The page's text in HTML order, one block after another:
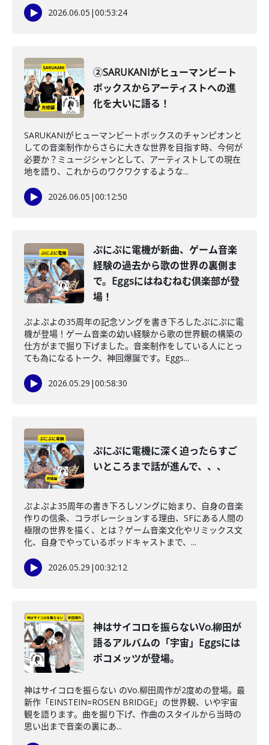
2026.06.05 |00:53:24
②SARUKANIがヒューマンビート
ボックスからアーティストへの進
化を大いに語る！
SARUKANIがヒューマンビートボックスのチャンピオンと
しての音楽制作からさらに大きな世界を目指す時、今何が
必要か？ミュージシャンとして、アーティストしての現在
地を語り、これからのワクワクするような...
2026.06.05 |00:12:50
ぷにぷに電機が新曲、ゲーム音楽
経験の過去から歌の世界の裏側ま
で。Eggsにはねむねむ倶楽部が登
場！
ぷよぷよの35周年の記念ソングを書き下ろしたぷにぷに電
機が登場！ゲーム音楽の幼い経験から歌の世界観の構築の
仕方がまで掘り下げました。音楽制作をしている人にとっ
ても為になるトーク、神回爆誕です。Eggs...
2026.05.29 |00:58:30
ぷにぷに電機に深く迫ったらすご
いところまで話が進んで、、、
ぷよぷよ35周年の書き下ろしソングに始まり、自身の音楽
作りの信条、コラボレーションする理由、SFにある人間の
極限の世界を描く、とは？ゲーム音楽文化やリミックス文
化、自身でやっているポッドキャストまで、...
2026.05.29 |00:32:12
神はサイコロを振らないVo.柳田が
語るアルバムの「宇宙」Eggsには
ポコメッツが登場。
神はサイコロを振らない のVo.柳田周作が2度めの登場。最
新作「EINSTEIN=ROSEN BRIDGE」の世界観、いや宇宙
観を語ります。曲を掘り下げ、作曲のスタイルから当時の
思い出まで音楽の裏にあ...